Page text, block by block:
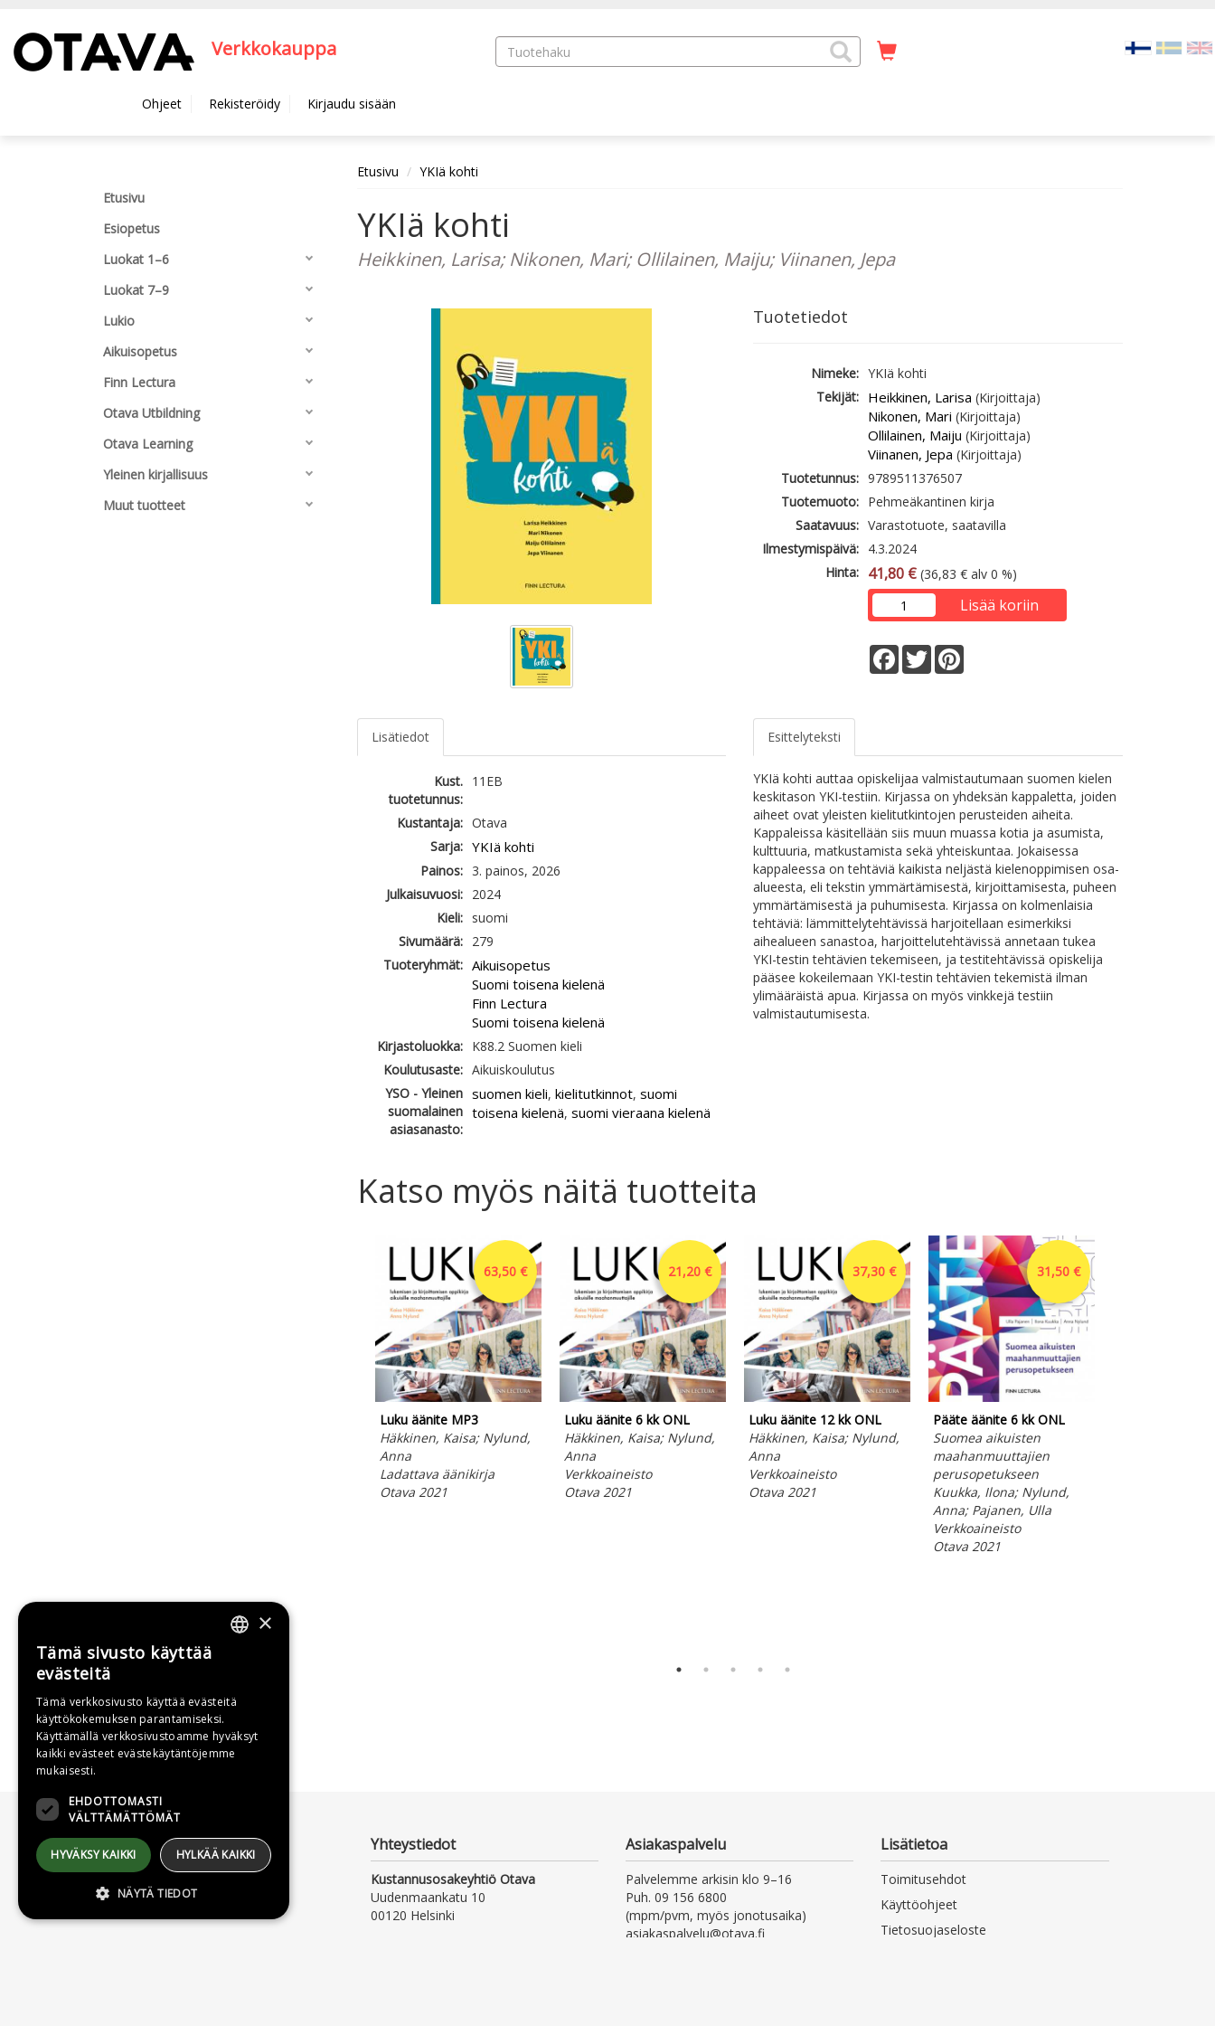
Verkkokauppa
Ohjeet Rekisteröidy Kirjaudu sisään
Etusivu
Esiopetus
Luokat 1–6
Luokat 7–9
Lukio
Aikuisopetus
Finn Lectura
Otava Utbildning
Otava Learning
Yleinen kirjallisuus
Muut tuotteet
Etusivu YKIä kohti
YKIä kohti
Heikkinen, Larisa; Nikonen, Mari; Ollilainen, Maiju; Viinanen, Jepa
Tuotetiedot
Nimeke: YKIä kohti
Tekijät: Heikkinen, Larisa (Kirjoittaja)
Nikonen, Mari (Kirjoittaja)
Ollilainen, Maiju (Kirjoittaja)
Viinanen, Jepa (Kirjoittaja)
Tuotetunnus: 9789511376507
Tuotemuoto: Pehmeäkantinen kirja
Saatavuus: Varastotuote, saatavilla
Ilmestymispäivä: 4.3.2024
Hinta: 41,80 € (36,83 € alv 0 %)
Lisää koriin
Facebook
Twitter
Lisätiedot
Kust.
tuotetunnus:
11EB
Kustantaja: Otava
Sarja: YKIä kohti
Painos:
3. painos, 2026
Julkaisuvuosi:
2024
Kieli:
suomi
Sivumäärä:
279
Tuoteryhmät: Aikuisopetus
Suomi toisena kielenä
Finn Lectura
Suomi toisena kielenä
Kirjastoluokka:
K88.2 Suomen kieli
Koulutusaste: Aikuiskoulutus
YSO - Yleinen
suomalainen
asiasanasto:
suomen kieli, kielitutkinnot, suomi
toisena kielenä, suomi vieraana kielenä
Esittelyteksti
YKIä kohti auttaa opiskelijaa valmistautumaan suomen kielen
keskitason YKI-testiin. Kirjassa on yhdeksän kappaletta, joiden
aiheet ovat yleisten kielitutkintojen perusteiden aiheita.
Kappaleissa käsitellään siis muun muassa kotia ja asumista,
kulttuuria, matkustamista sekä yhteiskuntaa. Jokaisessa
kappaleessa on tehtäviä kaikista neljästä kielenoppimisen osa-
alueesta, eli tekstin ymmärtämisestä, kirjoittamisesta, puheen
ymmärtämisestä ja puhumisesta. Kirjassa on kolmenlaisia
tehtäviä: lämmittelytehtävissä harjoitellaan esimerkiksi
aihealueen sanastoa, harjoittelutehtävissä annetaan tukea
YKI-testin tehtävien tekemiseen, ja testitehtävissä opiskelija
pääsee kokeilemaan YKI-testin tehtävien tekemistä ilman
ylimääräistä apua. Kirjassa on myös vinkkejä testiin
valmistautumisesta.
Katso myös näitä tuotteita
63,50 €
Luku äänite MP3
Häkkinen, Kaisa; Nylund,
Anna
Ladattava äänikirja
Otava 2021
21,20 €
Luku äänite 6 kk ONL
Häkkinen, Kaisa; Nylund,
Anna
Verkkoaineisto
Otava 2021
37,30 €
Luku äänite 12 kk ONL
Häkkinen, Kaisa; Nylund,
Anna
Verkkoaineisto
Otava 2021
31,50 €
Pääte äänite 6 kk ONL
Suomea aikuisten
maahanmuuttajien
perusopetukseen
Kuukka, Ilona; Nylund,
Anna; Pajanen, Ulla
Verkkoaineisto
Otava 2021
Yhteystiedot
Kustannusosakeyhtiö Otava
Uudenmaankatu 10
00120 Helsinki
Asiakaspalvelu
Palvelemme arkisin klo 9–16
Puh. 09 156 6800
(mpm/pvm, myös jonotusaika)
asiakaspalvelu@otava.fi
Lisätietoa
Toimitusehdot
Käyttöohjeet
Tietosuojaseloste
×
Tämä sivusto käyttää
evästeitä
Tämä verkkosivusto käyttää evästeitä
käyttökokemuksen parantamiseksi.
Käyttämällä verkkosivustoamme hyväksyt
kaikki evästeet evästekäytäntöjemme
mukaisesti.
EHDOTTOMASTI
VÄLTTÄMÄTTÖMÄT
HYVÄKSY KAIKKI HYLKÄÄ KAIKKI
NÄYTÄ TIEDOT